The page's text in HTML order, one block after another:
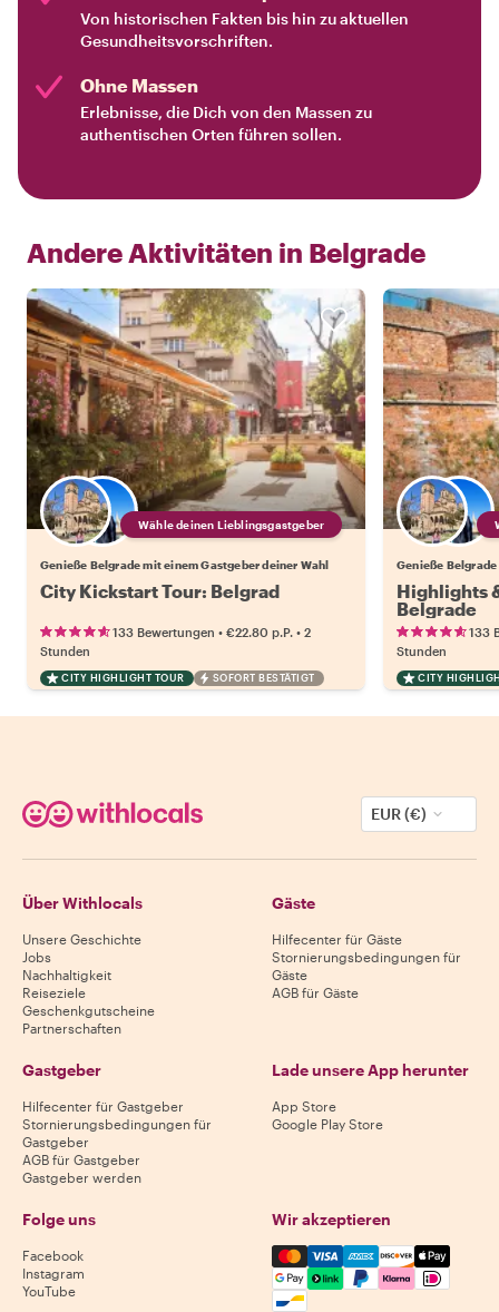
Von historischen Fakten bis hin zu aktuellen
Gesundheitsvorschriften.
Ohne Massen
Erlebnisse, die Dich von den Massen zu
authentischen Orten führen sollen.
Andere Aktivitäten in Belgrade
Wähle deinen Lieblingsgastgeber
Genieße Belgrade mit einem Gastgeber deiner Wahl
City Kickstart Tour: Belgrad
133 Bewertungen • €22.80 p.P. • 2
Stunden
CITY HIGHLIGHT TOUR SOFORT BESTÄTIGT
Genieße
Highlights
Belgrade
133
Stunden
CITY
EUR (€)
Über Withlocals
Unsere Geschichte
Jobs
Nachhaltigkeit
Reiseziele
Geschenkgutscheine
Partnerschaften
Gäste
Hilfecenter für Gäste
Stornierungsbedingungen für
Gäste
AGB für Gäste
Gastgeber
Hilfecenter für Gastgeber
Stornierungsbedingungen für
Gastgeber
AGB für Gastgeber
Gastgeber werden
Lade unsere App herunter
App Store
Google Play Store
Folge uns
Facebook
Instagram
YouTube
Wir akzeptieren
Mastercard, Visa, Amex,